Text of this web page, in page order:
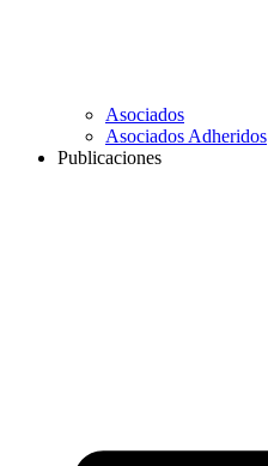
Asociados
Asociados Adheridos
Publicaciones